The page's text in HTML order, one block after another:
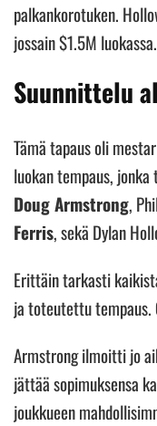
palkankorotuken.
jossain $1.5M luokassa.
Suunnittelu
Tämä tapaus oli
luokan tempaus,
Doug Armstrong,
Ferris, sekä Dylan
Erittäin tarkasti
ja toteutettu tempaus.
Armstrong ilmoitti jo
jättää sopimuksensa
joukkueen